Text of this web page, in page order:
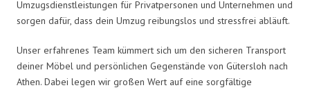
Umzugsdienstleistungen für Privatpersonen und Unternehmen und
sorgen dafür, dass dein Umzug reibungslos und stressfrei abläuft.
Unser erfahrenes Team kümmert sich um den sicheren Transport
deiner Möbel und persönlichen Gegenstände von Gütersloh nach
Athen. Dabei legen wir großen Wert auf eine sorgfältige